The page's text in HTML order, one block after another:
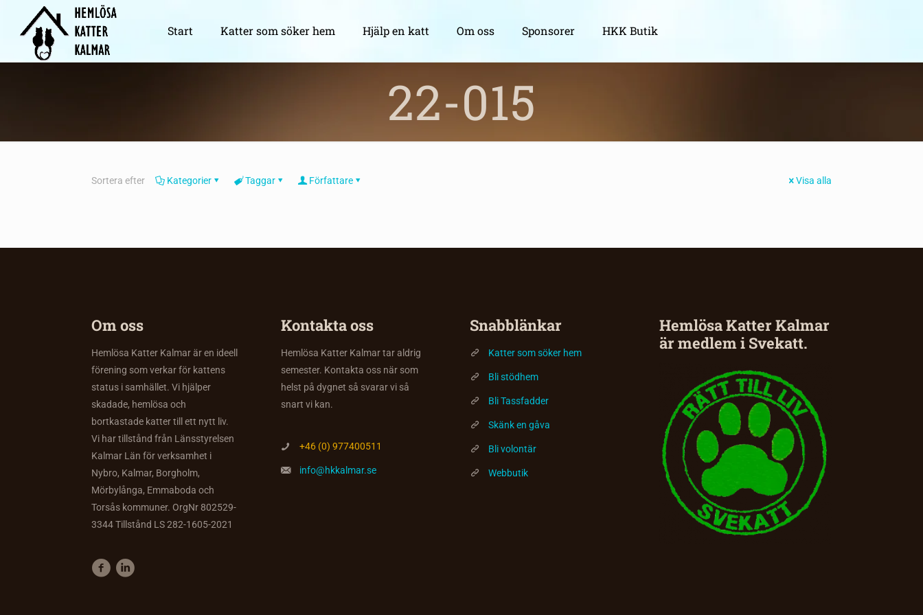
Start Katter som söker hem Hjälp en katt Om oss Sponsorer HKK Butik
22-015
Sortera efter Kategorier Taggar Författare Visa alla
Om oss
Hemlösa Katter Kalmar är en ideell
förening som verkar för kattens
status i samhället. Vi hjälper
skadade, hemlösa och
bortkastade katter till ett nytt liv.
Vi har tillstånd från Länsstyrelsen
Kalmar Län för verksamhet i
Nybro, Kalmar, Borgholm,
Mörbylånga, Emmaboda och
Torsås kommuner. OrgNr 802529-
3344 Tillstånd LS 282-1605-2021
Kontakta oss
Hemlösa Katter Kalmar tar aldrig
semester. Kontakta oss när som
helst på dygnet så svarar vi så
snart vi kan.
+46 (0) 977400511
info@hkkalmar.se
Snabblänkar
Katter som söker hem
Bli stödhem
Bli Tassfadder
Skänk en gåva
Bli volontär
Webbutik
Hemlösa Katter Kalmar
är medlem i Svekatt.